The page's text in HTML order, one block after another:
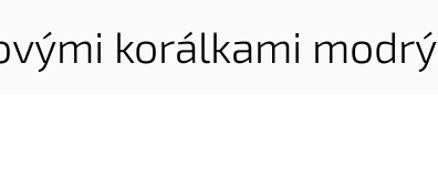
korálkami modrý